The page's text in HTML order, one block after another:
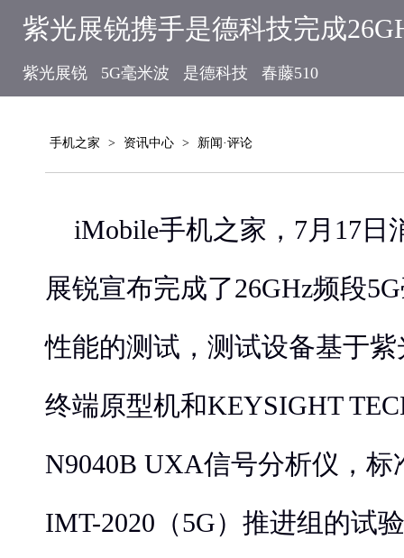
紫光展锐携手是德科技完成
紫光展锐 5G毫米波 是德科技 春藤510
手机之家 > 资讯中心 > 新闻·评论
iMobile手机之家，7月17
展锐宣布完成了26GHz频段
性能的测试，测试设备基于
终端原型机和KEYSIGHT
N9040B UXA信号分析仪，标
IMT-2020（5G）推进组的试